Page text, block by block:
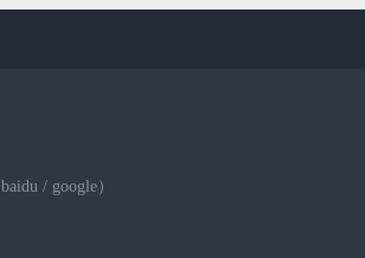
baidu / google）